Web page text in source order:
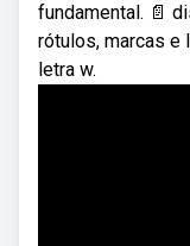
fundamental. 📄
rótulos, marcas e
letra w.